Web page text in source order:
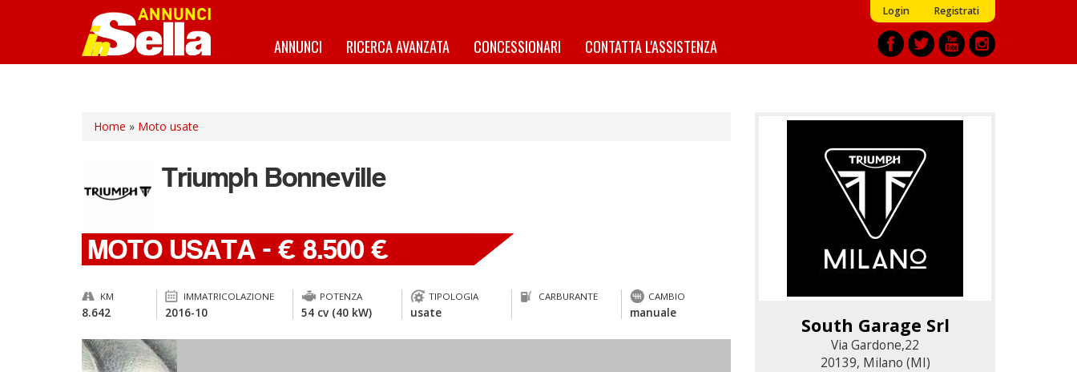
Login Registrati
ANNUNCI RICERCA AVANZATA CONCESSIONARI CONTATTA L'ASSISTENZA
Home » Moto usate
Triumph Bonneville
MOTO USATA - € 8.500 €
KM
8.642
IMMATRICOLAZIONE
2016-10
POTENZA
54 cv (40 kW)
TIPOLOGIA
usate
CARBURANTE CAMBIO
manuale
South Garage Srl
Via Gardone,22
20139, Milano (MI)
South Garage Srl
Via Gardone,22
20139, Milano (MI)